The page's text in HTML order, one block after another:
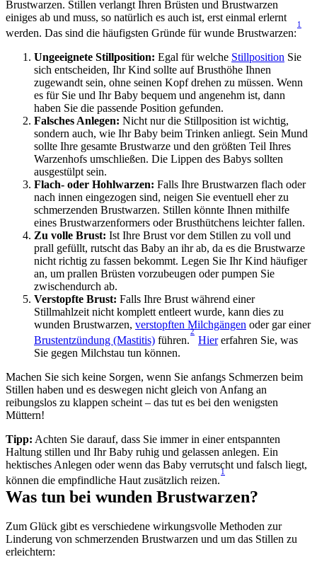
Brustwarzen. Stillen verlangt Ihren Brüsten und Brustwarzen
einiges ab und muss, so natürlich es auch ist, erst einmal erlernt
werden. Das sind die häufigsten Gründe für wunde Brustwarzen:
1
Ungeeignete Stillposition: Egal für welche Stillposition Sie
sich entscheiden, Ihr Kind sollte auf Brusthöhe Ihnen
zugewandt sein, ohne seinen Kopf drehen zu müssen. Wenn
es für Sie und Ihr Baby bequem und angenehm ist, dann
haben Sie die passende Position gefunden.
Falsches Anlegen: Nicht nur die Stillposition ist wichtig,
sondern auch, wie Ihr Baby beim Trinken anliegt. Sein Mund
sollte Ihre gesamte Brustwarze und den größten Teil Ihres
Warzenhofs umschließen. Die Lippen des Babys sollten
ausgestülpt sein.
Flach- oder Hohlwarzen: Falls Ihre Brustwarzen flach oder
nach innen eingezogen sind, neigen Sie eventuell eher zu
schmerzenden Brustwarzen. Stillen könnte Ihnen mithilfe
eines Brustwarzenformers oder Brusthütchens leichter fallen.
Zu volle Brust: Ist Ihre Brust vor dem Stillen zu voll und
prall gefüllt, rutscht das Baby an ihr ab, da es die Brustwarze
nicht richtig zu fassen bekommt. Legen Sie Ihr Kind häufiger
an, um prallen Brüsten vorzubeugen oder pumpen Sie
zwischendurch ab.
Verstopfte Brust: Falls Ihre Brust während einer
Stillmahlzeit nicht komplett entleert wurde, kann dies zu
wunden Brustwarzen, verstopften Milchgängen
oder gar einer
Brustentzündung (Mastitis) führen.
2
Hier erfahren Sie, was
Sie gegen Milchstau tun können.
Machen Sie sich keine Sorgen, wenn Sie anfangs Schmerzen beim
Stillen haben und es deswegen nicht gleich von Anfang an
reibungslos zu klappen scheint – das tut es bei den wenigsten
Müttern!
Tipp: Achten Sie darauf, dass Sie immer in einer entspannten
Haltung stillen und Ihr Baby ruhig und gelassen anlegen. Ein
hektisches Anlegen oder wenn das Baby verrutscht und falsch liegt,
können die empfindliche Haut zusätzlich reizen.
1
Was tun bei wunden Brustwarzen?
Zum Glück gibt es verschiedene wirkungsvolle Methoden zur
Linderung von schmerzenden Brustwarzen und um das Stillen zu
erleichtern: